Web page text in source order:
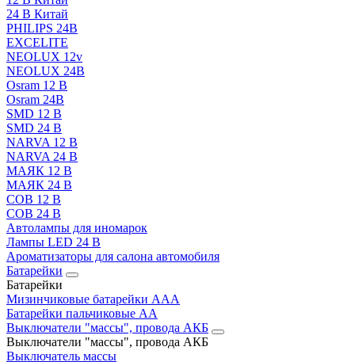
24 В Китай
PHILIPS 24В
EXCELITE
NEOLUX 12v
NEOLUX 24В
Osram 12 В
Osram 24В
SMD 12 В
SMD 24 В
NARVA 12 В
NARVA 24 В
МАЯК 12 В
МАЯК 24 В
COB 12 В
COB 24 В
Автолампы для иномарок
Лампы LED 24 B
Ароматизаторы для салона автомобиля
Батарейки
Батарейки
Мизинчиковые батарейки AAA
Батарейки пальчиковые АА
Выключатели "массы", провода АКБ
Выключатели "массы", провода АКБ
Выключатель массы